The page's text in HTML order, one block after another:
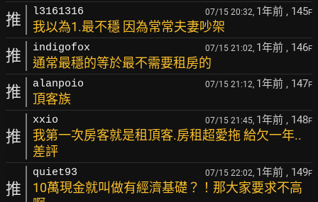
推 l3161316 07/15 20:32, 1年前 , 145F
我以為1.最不穩 因為常常夫妻吵架
推 indigofox 07/15 21:02, 1年前 , 146F
通常最穩的等於最不需要租房的
推 alanpoio 07/15 21:12, 1年前 , 147F
頂客族
推
xxio 07/15 21:45, 1年前 , 148F
我第一次房客就是租頂客.房租超愛拖 給欠一年..
差評
推
quiet93 07/15 22:02, 1年前 , 149F
10萬現金就叫做有經濟基礎？！那大家要求不高